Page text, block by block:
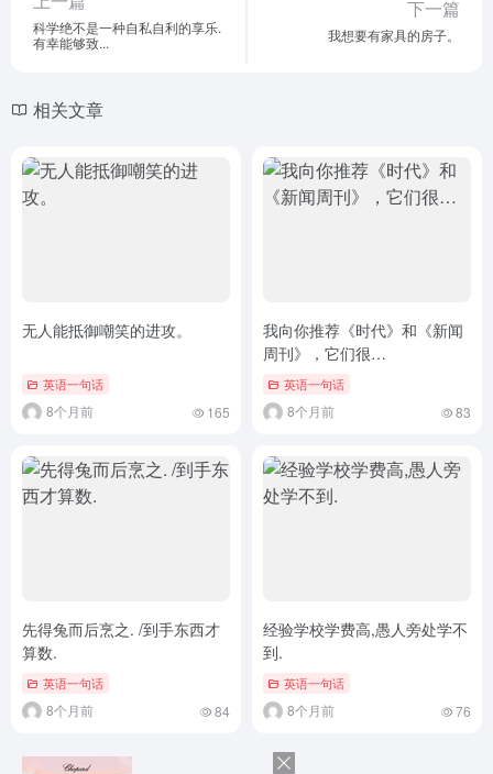
科学绝不是一种自私自利的享乐.
有幸能够致...
下一篇
我想要有家具的房子。
相关文章
无人能抵御嘲笑的进攻。
英语一句话
8个月前 165
我向你推荐《时代》和《新闻
周刊》，它们很…
英语一句话
8个月前 83
先得兔而后烹之. /到手东西才
算数.
英语一句话
8个月前 84
经验学校学费高,愚人旁处学不
到.
英语一句话
8个月前 76